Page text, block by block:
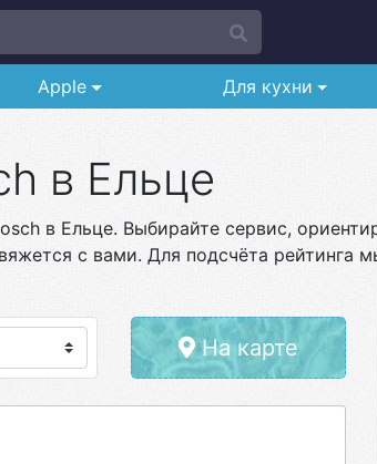
Apple Для кухни
в Ельце
в Ельце. Выбирайте сервис,
с вами. Для подсчёта рейтинга
На карте